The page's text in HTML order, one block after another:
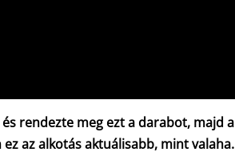
rendezte meg ezt a darabot, majd a
az alkotás aktuálisabb, mint valaha.